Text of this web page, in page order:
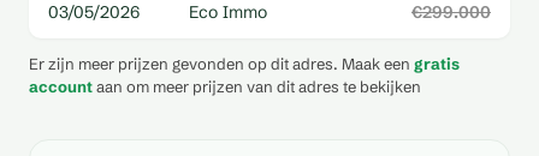
03/05/2026 Eco Immo €299.000
Er zijn meer prijzen gevonden op dit adres. Maak een gratis
accountaan om meer prijzen van dit adres te bekijken